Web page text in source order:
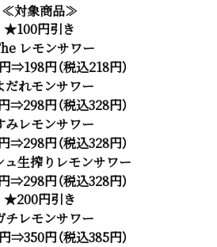
≪対象商品≫
★100円引き
レモンサワー
⇒198円（税込218円）
だれモンサワー
⇒298円（税込328円）
みレモンサワー
⇒298円（税込328円）
ュ生搾りレモンサワー
⇒298円（税込328円）
★200円引き
チレモンサワー
⇒350円（税込385円）